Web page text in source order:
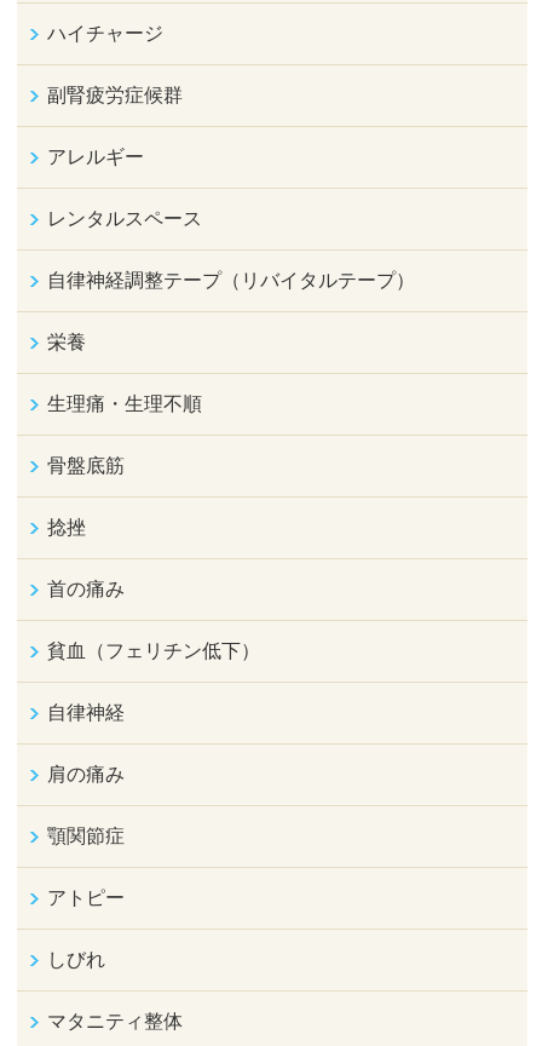
ハイチャージ
副腎疲労症候群
アレルギー
レンタルスペース
自律神経調整テープ（リバイタルテープ）
栄養
生理痛・生理不順
骨盤底筋
捻挫
首の痛み
貧血（フェリチン低下）
自律神経
肩の痛み
顎関節症
アトピー
しびれ
マタニティ整体